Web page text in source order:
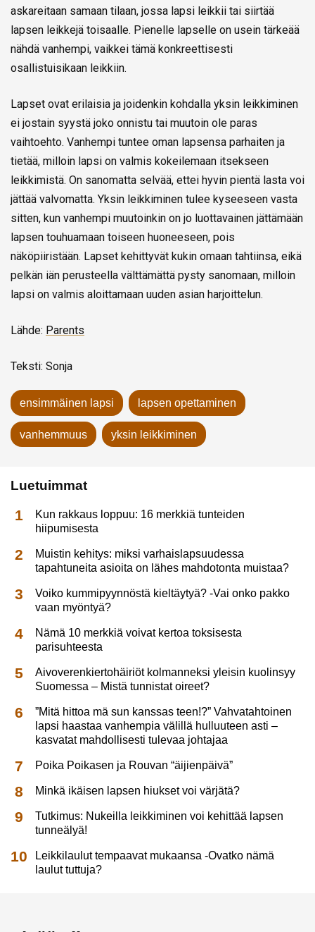
askareitaan samaan tilaan, jossa lapsi leikkii tai siirtää
lapsen leikkejä toisaalle. Pienelle lapselle on usein tärkeää
nähdä vanhempi, vaikkei tämä konkreettisesti
osallistuisikaan leikkiin.
Lapset ovat erilaisia ja joidenkin kohdalla yksin leikkiminen
ei jostain syystä joko onnistu tai muutoin ole paras
vaihtoehto. Vanhempi tuntee oman lapsensa parhaiten ja
tietää, milloin lapsi on valmis kokeilemaan itsekseen
leikkimistä. On sanomatta selvää, ettei hyvin pientä lasta voi
jättää valvomatta. Yksin leikkiminen tulee kyseeseen vasta
sitten, kun vanhempi muutoinkin on jo luottavainen jättämään
lapsen touhuamaan toiseen huoneeseen, pois
näköpiiristään. Lapset kehittyvät kukin omaan tahtiinsa, eikä
pelkän iän perusteella välttämättä pysty sanomaan, milloin
lapsi on valmis aloittamaan uuden asian harjoittelun.
Lähde: Parents
Teksti: Sonja
ensimmäinen lapsi lapsen opettaminen
vanhemmuus yksin leikkiminen
Luetuimmat
Kun rakkaus loppuu: 16 merkkiä tunteiden
hiipumisesta
Muistin kehitys: miksi varhaislapsuudessa
tapahtuneita asioita on lähes mahdotonta muistaa?
Voiko kummipyynnöstä kieltäytyä? -Vai onko pakko
vaan myöntyä?
Nämä 10 merkkiä voivat kertoa toksisesta
parisuhteesta
Aivoverenkiertohäiriöt kolmanneksi yleisin kuolinsyy
Suomessa – Mistä tunnistat oireet?
”Mitä hittoa mä sun kanssas teen!?” Vahvatahtoinen
lapsi haastaa vanhempia välillä hulluuteen asti –
kasvatat mahdollisesti tulevaa johtajaa
Poika Poikasen ja Rouvan “äijienpäivä”
Minkä ikäisen lapsen hiukset voi värjätä?
Tutkimus: Nukeilla leikkiminen voi kehittää lapsen
tunneälyä!
Leikkilaulut tempaavat mukaansa -Ovatko nämä
laulut tuttuja?